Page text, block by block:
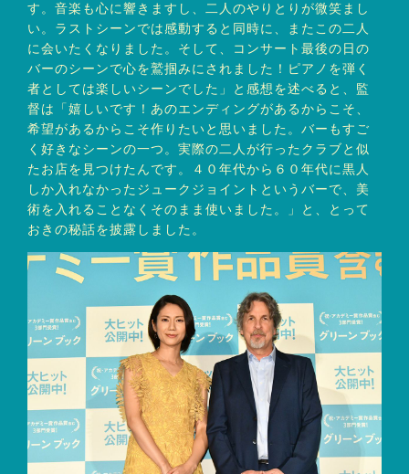
す。音楽も心に響きますし、二人のやりとりが微笑まし
い。ラストシーンでは感動すると同時に、またこの二人
に会いたくなりました。そして、コンサート最後の日の
バーのシーンで心を鷲掴みにされました！ピアノを弾く
者としては楽しいシーンでした」と感想を述べると、監
督は「嬉しいです！あのエンディングがあるからこそ、
希望があるからこそ作りたいと思いました。バーもすご
く好きなシーンの一つ。実際の二人が行ったクラブと似
たお店を見つけたんです。４０年代から６０年代に黒人
しか入れなかったジュークジョイントというバーで、美
術を入れることなくそのまま使いました。」と、とって
おきの秘話を披露しました。